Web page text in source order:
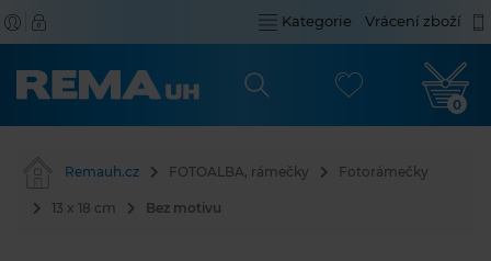
Kategorie Vrácení zboží
0
Remauh.cz FOTOALBA, rámečky Fotorámečky
13 x 18 cm Bez motivu